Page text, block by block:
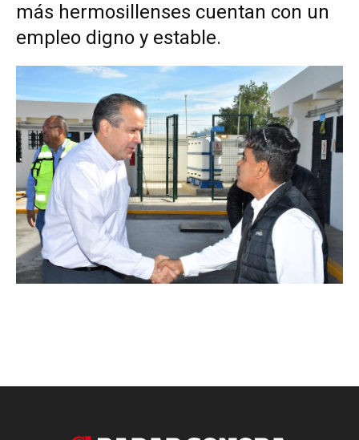
más hermosillenses cuentan con un
empleo digno y estable.